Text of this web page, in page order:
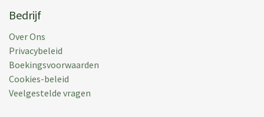
Mall and Space outlets, for the fashionistas.
Geplaats:
Vakantieperiode:04 jul 2015
Bedrijf
Over Ons
Privacybeleid
Boekingsvoorwaarden
Cookies-beleid
Veelgestelde vragen